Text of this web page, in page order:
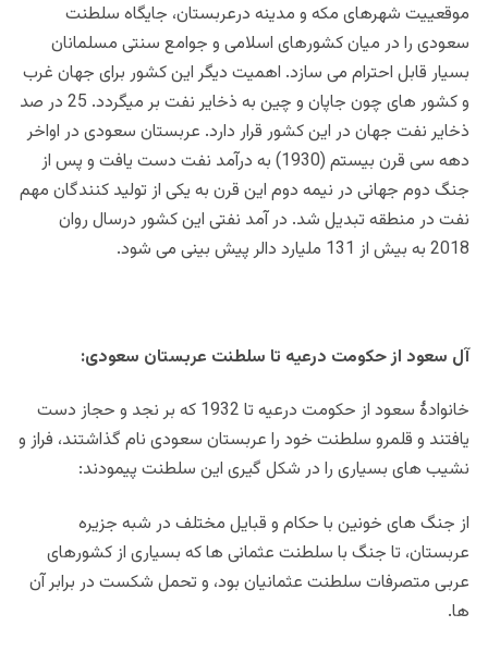
موقعییت شهرهای مکه و مدینه درعربستان، جایگاه سلطنت
سعودی را در میان کشورهای اسلامی و جوامع سنتی مسلمانان
بسیار قابل احترام می سازد. اهمیت دیگر این کشور برای جهان غرب
و کشور های چون جاپان و چین به ذخایر نفت بر میگردد. 25 در صد
ذخایر نفت جهان در این کشور قرار دارد. عربستان سعودی در اواخر
دهه سی قرن بیستم (1930) به درآمد نفت دست یافت و پس از
جنگ دوم جهانی در نیمه دوم این قرن به یکی از تولید کنندگان مهم
نفت در منطقه تبدیل شد. در آمد نفتی این کشور درسال روان
2018 به بیش از 131 ملیارد دالر پیش بینی می شود.
آل سعود از حکومت درعیه تا سلطنت عربستان سعودی:
خانوادۀ سعود از حکومت درعیه تا 1932 که بر نجد و حجاز دست
یافتند و قلمرو سلطنت خود را عربستان سعودی نام گذاشتند، فراز و
نشیب های بسیاری را در شکل گیری این سلطنت پیمودند:
از جنگ های خونین با حکام و قبایل مختلف در شبه جزیره
عربستان، تا جنگ با سلطنت عثمانی ها که بسیاری از کشورهای
عربی متصرفات سلطنت عثمانیان بود، و تحمل شکست در برابر آن
ها.